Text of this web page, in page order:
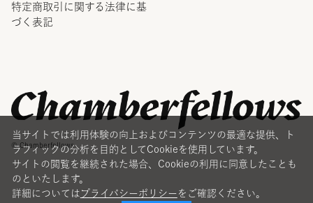
特定商取引に関する法律に 基
づく表記
© Chamberfellows
当サイトでは利用体験の向上およびコンテンツの最適な提供、ト
ラフィックの分析を目的としてCookieを使用しています。
サイトの閲覧を継続された場合、Cookieの利用に同意したことも
のといたします。
詳細については プライバシーポリシー をご確認ください。